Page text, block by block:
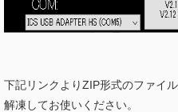
下記リンクよりZIP形式のファイ
解凍してお使いください。